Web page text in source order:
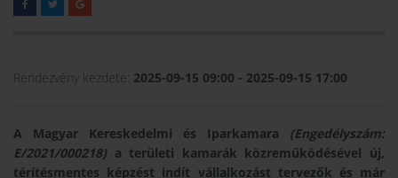
Rendezvény kezdete: 2025-09-15 09:00 - 2025-09-15 17:00
A Magyar Kereskedelmi és Iparkamara (Engedélyszám:
E/2021/000218) a területi kamarák közreműködésével új,
térítésmentes képzést indít vállalkozást tervezők és már